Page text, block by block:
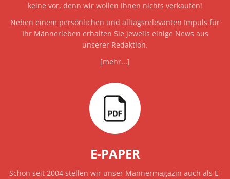
keine vor, denn wir wollen Ihnen nichts verkaufen!
Neben einem persönlichen und alltagsrelevanten Impuls für
Ihr Männerleben erhalten Sie jeweils einige News aus
unserer Redaktion.
[mehr...]
E-PAPER
Schon seit 2004 stellen wir unser Männermagazin auch als E-